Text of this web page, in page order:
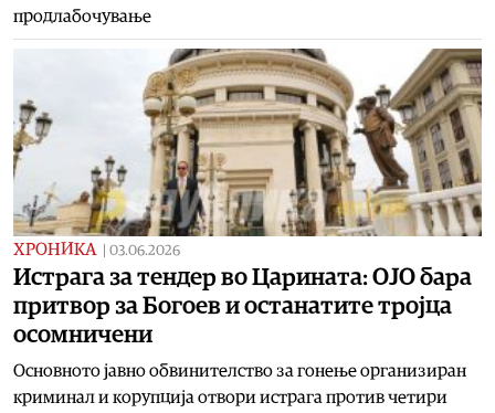
продлабочување
ХРОНИКА 03.06.2026
Истрага за тендер во Царината: ОЈО бара
притвор за Богоев и останатите тројца
осомничени
Основното јавно обвинителство за гонење организиран
криминал и корупција отвори истрага против четири